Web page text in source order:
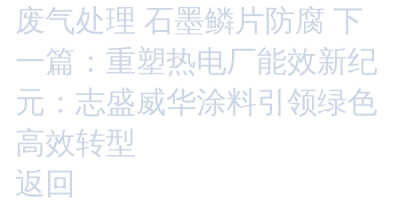
废气处理 石墨鳞片防腐 下
一篇：重塑热电厂能效新纪
元：志盛威华涂料引领绿色
高效转型
返回